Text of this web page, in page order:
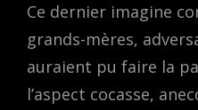
Ce dernier imagine
grands-mères,
auraient pu faire la
l’aspect cocasse,